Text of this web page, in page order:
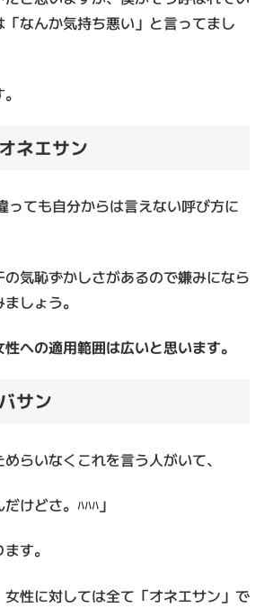
なんか気持ち悪い」と言ってまし
ネエサン
っても自分からは言えない呼び方に
気恥ずかしさがあるので嫌みになら
しょう。
性への適用範囲は広いと思います。
サン
らいなくこれを言う人がいて、
けどさ。ﾊﾊﾊ」
す。
性に対しては全て「オネエサン」で